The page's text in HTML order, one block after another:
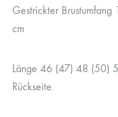
Gestrickter
cm
Länge 46 (47) 48 (50)
Rückseite.